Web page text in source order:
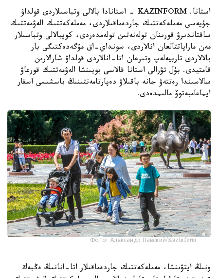
استانا. KAZINFORM - استانادا بالالى وتباسىلاردى قولداۋ
جۇيەسى مەملەكەتتىك جاردەماقىلاردى، مەملەكەتتىك الەۋمەتتىك
ساقتاندىرۋ قورىنان تولەنەتىن تولەمدەردى، كوپبالالى وتباسىلار
مەن ماراپاتتالعان انالاردى، سونداي-اق مۇگەدەكتىگى بار
بالالاردى تاربيەلەپ وتىرعان اتا-انالاردى قولداۋ شارالارىن
قامتيدى. بۇل تۋرالى استانا قالاسى بويىنشا الەۋمەتتىك قورعاۋ
سالاسىندا رەتتەۋ جانە باقىلاۋ دەپارتامەنتىنىڭ باسشىسى اسقار
ايماعامبەتوۆ مالىمدەدى.
Фото: Александр Павский/Kazinform
ونىڭ ايتۋىنشا، مەملەكەتتىك جاردەماقىلار اتا-انانىڭ ەڭبەك